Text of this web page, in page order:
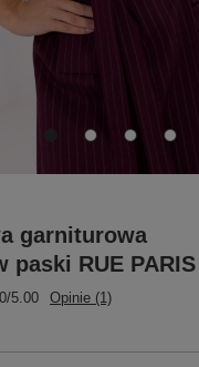
garniturowa
paski RUE PARIS
5.00 Opinie (1)